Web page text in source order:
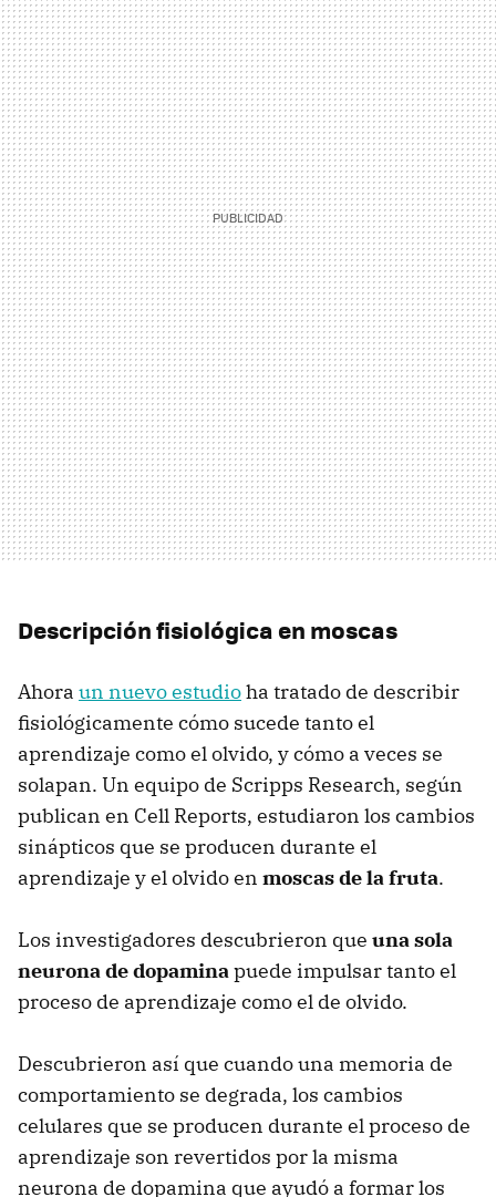
Descripción fisiológica en moscas
Ahora un nuevo estudioha tratado de describir
fisiológicamente cómo sucede tanto el
aprendizaje como el olvido, y cómo a veces se
solapan. Un equipo de Scripps Research, según
publican en Cell Reports, estudiaron los cambios
sinápticos que se producen durante el
aprendizaje y el olvido en moscas de la fruta.
Los investigadores descubrieron que una sola
neurona de dopaminapuede impulsar tanto el
proceso de aprendizaje como el de olvido.
Descubrieron así que cuando una memoria de
comportamiento se degrada, los cambios
celulares que se producen durante el proceso de
aprendizaje son revertidos por la misma
neurona de dopamina que ayudó a formar los